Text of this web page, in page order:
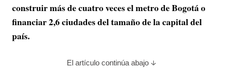
construir más de cuatro veces el metro de Bogotá o
financiar 2,6 ciudades del tamaño de la capital del
país.
El artículo continúa abajo